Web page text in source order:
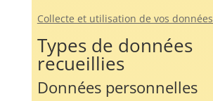
Collecte et utilisation de vos
Types de données
recueillies
Données personnelles